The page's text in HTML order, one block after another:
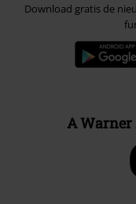
Download gratis de
A Warner